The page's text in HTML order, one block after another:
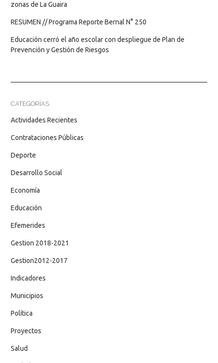
zonas de La Guaira
RESUMEN // Programa Reporte Bernal N° 250
Educación cerró el año escolar con despliegue de Plan de
Prevención y Gestión de Riesgos
CATEGORÍAS
Actividades Recientes
Contrataciones Públicas
Deporte
Desarrollo Social
Economía
Educación
Efemerides
Gestion 2018-2021
Gestion2012-2017
Indicadores
Municipios
Política
Proyectos
Salud